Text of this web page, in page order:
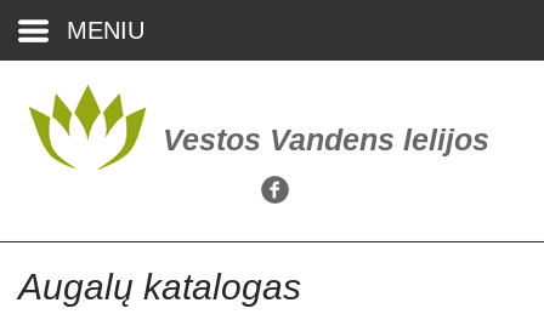
MENIU
Pradžia
Augalų katalogas
Pirkinių krepšelis (0)
Kaip įsigyti
Vestos Vandens lelijos
Augalų katalogas